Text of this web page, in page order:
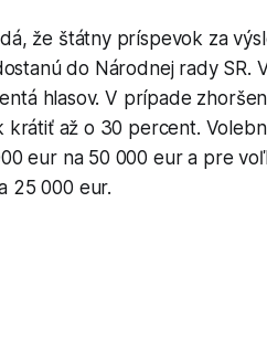
že štátny príspevok za
do Národnej rady SR.
hlasov. V prípade
až o 30 percent.
eur na 50 000 eur a pre
25 000 eur.